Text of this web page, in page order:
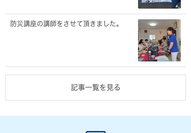
防災講座の講師をさせて頂きました。
記事一覧を見る